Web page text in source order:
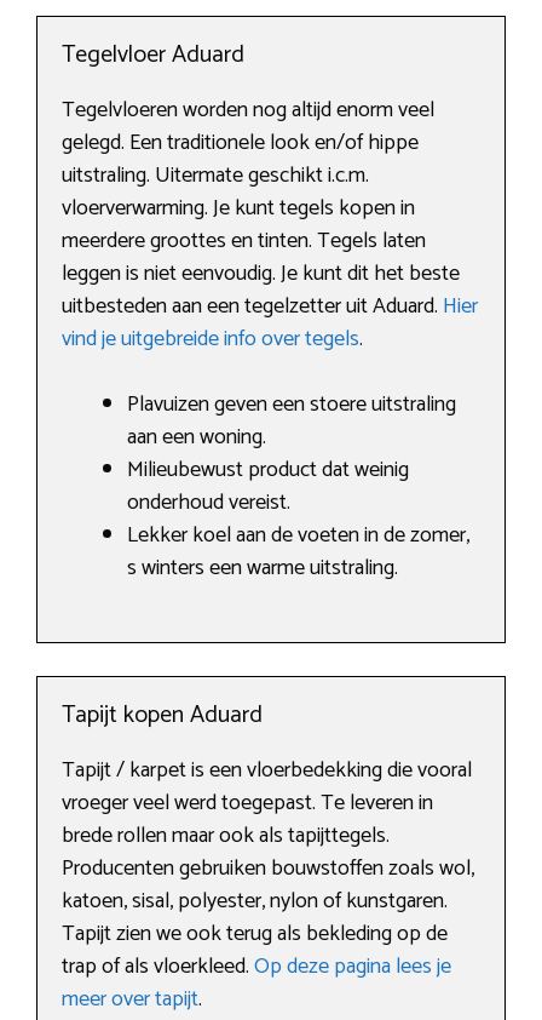
Tegelvloer Aduard
Tegelvloeren worden nog altijd enorm veel
gelegd. Een traditionele look en/of hippe
uitstraling. Uitermate geschikt i.c.m.
vloerverwarming. Je kunt tegels kopen in
meerdere groottes en tinten. Tegels laten
leggen is niet eenvoudig. Je kunt dit het beste
uitbesteden aan een tegelzetter uit Aduard. Hier
vind je uitgebreide info over tegels.
Plavuizen geven een stoere uitstraling
aan een woning.
Milieubewust product dat weinig
onderhoud vereist.
Lekker koel aan de voeten in de zomer,
s winters een warme uitstraling.
Tapijt kopen Aduard
Tapijt / karpet is een vloerbedekking die vooral
vroeger veel werd toegepast. Te leveren in
brede rollen maar ook als tapijttegels.
Producenten gebruiken bouwstoffen zoals wol,
katoen, sisal, polyester, nylon of kunstgaren.
Tapijt zien we ook terug als bekleding op de
trap of als vloerkleed.Op deze pagina lees je
meer over tapijt.